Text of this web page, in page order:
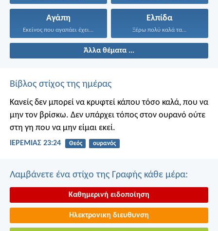
Αγάπη
Εκείνος που αγαπάει έχει...
Ελπίδα
Ξέρω πολύ καλά τα...
Άλλα θέματα ...
Βίβλος στίχος της ημέρας
Κανείς δεν μπορεί να κρυφτεί κάπου τόσο καλά, που να
μην τον βρίσκω. Δεν υπάρχει τόπος στον ουρανό ούτε
στη γη που να μην είμαι εκεί.
ΙΕΡΕΜΙΑΣ 23:24 Θεός ουρανός
Λαμβάνετε ένα στίχο της Γραφής κάθε μέρα:
Καθημερινή ειδοποίηση
Ηλεκτρονικη διευθυνση